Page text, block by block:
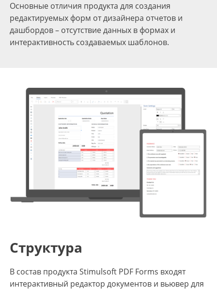
Основные отличия продукта для создания
редактируемых форм от дизайнера отчетов и
дашбордов – отсутствие данных в формах и
интерактивность создаваемых шаблонов.
Структура
В состав продукта Stimulsoft PDF Forms входят
интерактивный редактор документов и вьювер для